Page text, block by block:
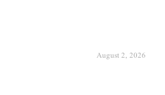
August 2, 2026